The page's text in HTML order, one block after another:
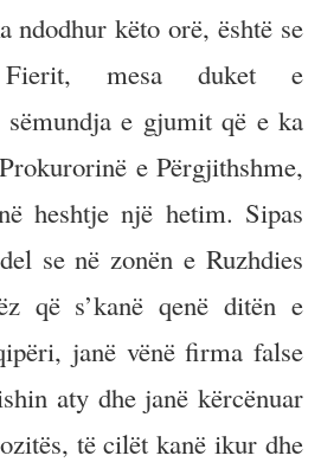
ndodhur këto orë, është se
mesa duket e
sëmundja e gjumit që e ka
e Përgjithshme,
heshtje një hetim. Sipas
se në zonën e Ruzhdies
që s’kanë qenë ditën e
janë vënë firma false
aty dhe janë kërcënuar
të cilët kanë ikur dhe